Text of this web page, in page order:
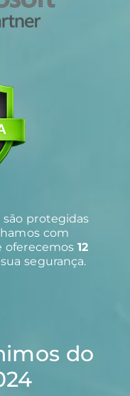
são protegidas
com
oferecemos12
segurança.
do